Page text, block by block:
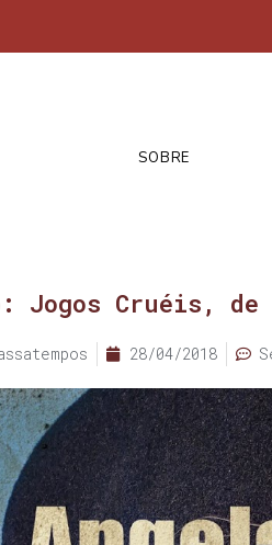
SOBRE
Jogos Cruéis, de
28/04/2018